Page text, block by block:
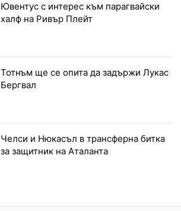
Ювентус с интерес към парагвайски
халф на Ривър Плейт
Тотнъм ще се опита да задържи Лукас
Бергвал
Челси и Нюкасъл в трансферна битка
за защитник на Аталанта